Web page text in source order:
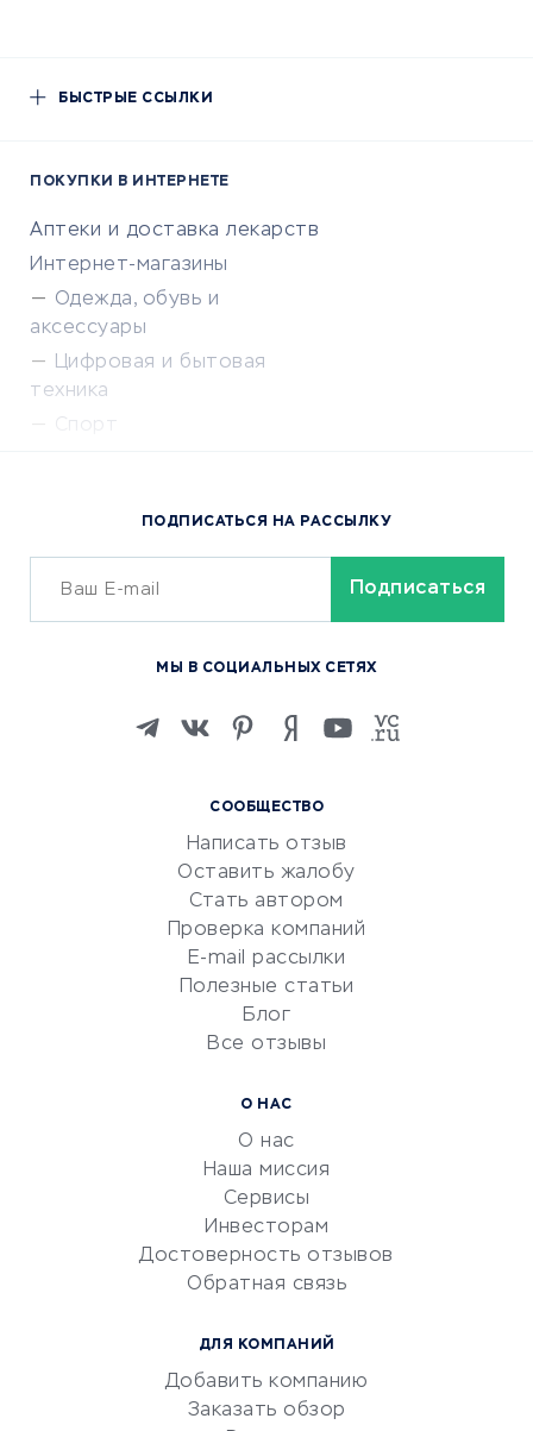
БЫСТРЫЕ ССЫЛКИ
ПОКУПКИ В ИНТЕРНЕТЕ
Аптеки и доставка лекарств
Интернет-магазины
Одежда, обувь и
аксессуары
Цифровая и бытовая
техника
Спорт
Сервисы доставки
ОБУЧЕНИЕ И РАБОТА
Изучение иностранных
Маркетинг и продажи
Репетиторство
Красота и здоровье
Сервисы по поиску работы
Сетевой маркетинг
УСЛУГИ ДЛЯ БИЗНЕСА
документооборот
Юридические компании
Бухгалтерия онлайн
СООБЩЕСТВО
Написать отзыв
Оставить жалобу
Стать автором
Проверка компаний
E-mail рассылки
Полезные статьи
Блог
Все отзывы
О НАС
О нас
Наша миссия
Сервисы
Инвесторам
Достоверность отзывов
Обратная связь
ДЛЯ КОМПАНИЙ
Добавить компанию
Заказать обзор
ПОДПИСАТЬСЯ НА РАССЫЛКУ
МЫ В СОЦИАЛЬНЫХ СЕТЯХ